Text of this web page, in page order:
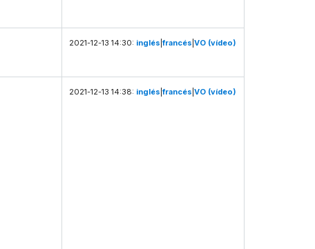
2021-12-13 14:30: inglés francés VO (vídeo)
2021-12-13 14:38: inglés francés VO (vídeo)